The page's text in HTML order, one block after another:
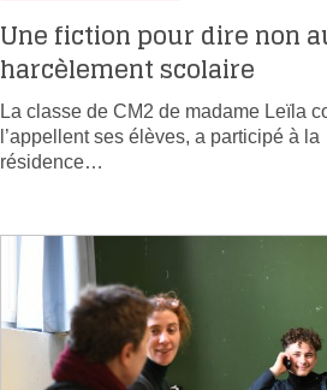
Une fiction pour dire non
harcèlement scolaire
La classe de CM2 de madame Leïla
l’appellent ses élèves, a participé à la
résidence…